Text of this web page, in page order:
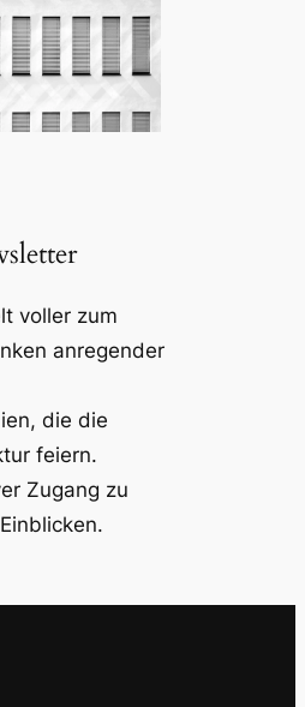
voller zum
anregender
die die
feiern.
Zugang zu